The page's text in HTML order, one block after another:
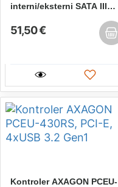
interni/eksterni SATA III
51,50 €
Kontroler AXAGON PCEU-